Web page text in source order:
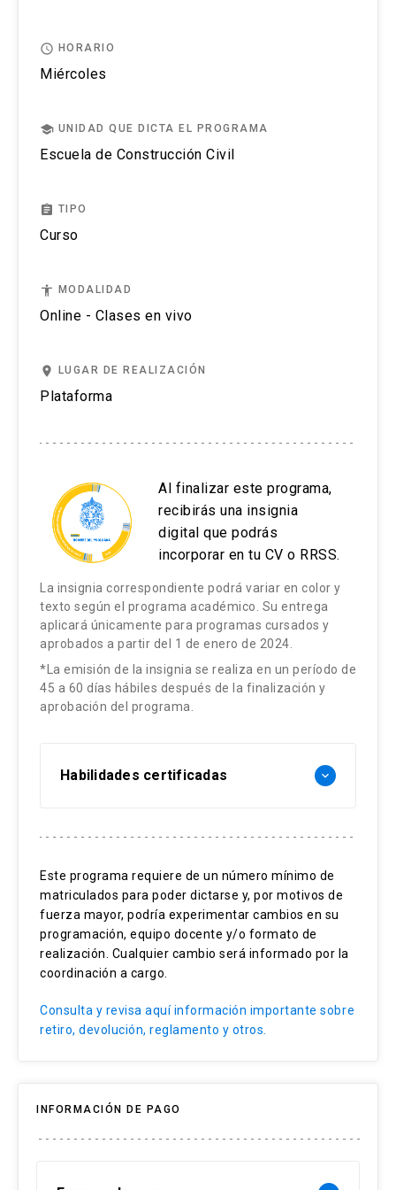
access_time HORARIO
Miércoles
school UNIDAD QUE DICTA EL PROGRAMA
Escuela de Construcción Civil
assignment TIPO
Curso
accessibility MODALIDAD
Online - Clases en vivo
place LUGAR DE REALIZACIÓN
Plataforma
Al finalizar este programa,
recibirás una insignia
digital que podrás
incorporar en tu CV o RRSS.
La insignia correspondiente podrá variar en color y
texto según el programa académico. Su entrega
aplicará únicamente para programas cursados y
aprobados a partir del 1 de enero de 2024.
*La emisión de la insignia se realiza en un período de
45 a 60 días hábiles después de la finalización y
aprobación del programa.
Habilidades certificadas keyboard_arrow_down
Innovación
Desarrollo de negocios
Liderazgo
Este programa requiere de un número mínimo de
matriculados para poder dictarse y, por motivos de
fuerza mayor, podría experimentar cambios en su
programación, equipo docente y/o formato de
realización. Cualquier cambio será informado por la
coordinación a cargo.
Consulta y revisa aquí información importante sobre
retiro, devolución, reglamento y otros.
INFORMACIÓN DE PAGO